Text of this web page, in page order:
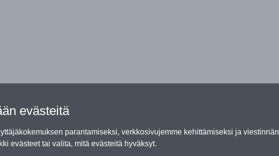
evästeitä
parantamiseksi, verkkosivujemme kehittämiseksi ja viestinnän
evästeet tai valita, mitä evästeitä hyväksyt.